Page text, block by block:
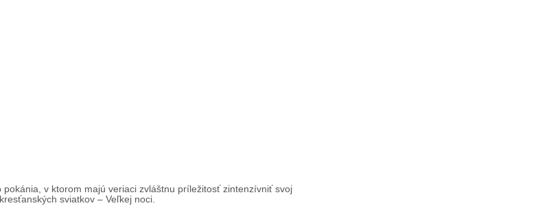
v ktorom majú veriaci zvláštnu príležitosť zintenzívniť svoj
sviatkov – Veľkej noci.